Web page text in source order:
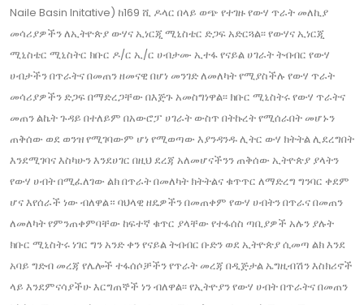
Naile Basin Initative) ከ169 ሺ ዶላር በላይ ወጭ የተገዙ የውሃ ጥራት መለኪያ
መሳሪያዎችን ለኢትዮጵያ ውሃና ኢነርጂ ሚኒስቴር ድጋፍ አድርጓል፡፡ የውሃና ኢነርጂ
ሚኒስቴር ሚኒስትር ክቡር ዶ/ር ኢ/ር ሀብታሙ ኢተፋ የናይል ሀገራት ትብብር የውሃ
ሀብታችን በጥራትና በመጠን ዘመናዊ በሆነ መንገድ ለመለካት የሚያስችሉ የውሃ ጥራት
መሳሪያዎችን ድጋፍ በማድረጋቸው በእጅጉ አመስግነዋል፡፡ ክቡር ሚኒስትሩ የውሃ ጥራትና
መጠን ልኬት ጉዳይ በተለይም በአውሮፓ ሀገራት ውስጥ በትኩረት የሚሰራበት መሆኑን
ጠቅሰው ወደ ወንዝ የሚገባውም ሆነ የሚወጣው እያንዳንዱ ሊትር ውሃ ክትትል ሊደረግበት
እንደሚገባና እስካሁን እንደሀገር በዚህ ደረጃ አለመሆናችንን ጠቅሰው ኢትዮጵያ ያላትን
የውሃ ሀብት በሚፈለገው ልክ በጥራት በመለካት ክትትልና ቁጥጥር ለማድረግ ግንባር ቀደም
ሆና እየሰራች ነው ብለዋል። ባህላዊ ዘዴዎችን በመጠቀም የውሃ ሀብትን በጥራና በመጠን
ለመለካት የምንጠቀምባቸው ከፍተኛ ቁጥር ያላቸው የተፋሰስ ጣቢያዎች አሉን ያሉት
ክቡር ሚኒስትሩ ነገር ግን አንድ ቀን የናይል ትብብር ቡድን ወደ ኢትዮጵያ ሲመጣ ልክ እንደ
አባይ ግድብ መረጃ የሌሎች ተፋሰሶቻችን የጥራት መረጃ በዲጅታል ኤግዚብሽን እስክሪኖች
ላይ እንደምናሳያችሁ እርግጠኞች ነን ብለዋል፡፡ የኢትዮያን የውሃ ሀብት በጥራትና በመጠን